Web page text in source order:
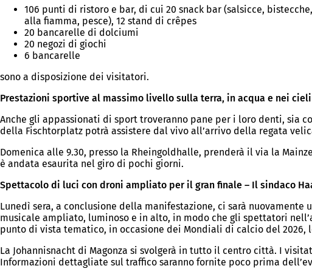
106 punti di ristoro e bar, di cui 20 snack bar (salsicce,
alla fiamma, pesce), 12 stand di crêpes
20 bancarelle di dolciumi
20 negozi di giochi
6 bancarelle
sono a disposizione dei visitatori.
Prestazioni sportive al massimo livello sulla terra, in acqua e nei cieli
Anche gli appassionati di sport troveranno pane per i loro denti, sia
della Fischtorplatz potrà assistere dal vivo all’arrivo della regata
Domenica alle 9.30, presso la Rheingoldhalle, prenderà il via la
è andata esaurita nel giro di pochi giorni.
Spettacolo di luci con droni ampliato per il gran finale – Il sindaco
Lunedì sera, a conclusione della manifestazione, ci sarà
musicale ampliato, luminoso e in alto, in modo che gli spettatori
punto di vista tematico, in occasione dei Mondiali di calcio del 2026,
La Johannisnacht di Magonza si svolgerà in tutto il centro città. I
Informazioni dettagliate sul traffico saranno fornite poco prima